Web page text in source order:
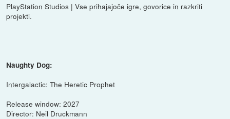
PlayStation Studios | Vse prihajajoče igre, govorice in razkriti
projekti.
Naughty Dog:
Intergalactic: The Heretic Prophet
Release window: 2027
Director: Neil Druckmann